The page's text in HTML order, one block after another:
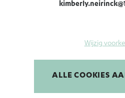
Wijzig
ALLE COOKIES